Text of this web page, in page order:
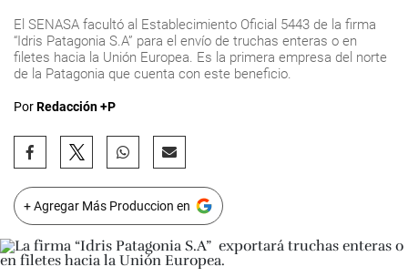
El SENASA facultó al Establecimiento Oficial 5443 de la firma
“Idris Patagonia S.A” para el envío de truchas enteras o en
filetes hacia la Unión Europea. Es la primera empresa del norte
de la Patagonia que cuenta con este beneficio.
PorRedacción +P
+ Agregar Más Produccion en